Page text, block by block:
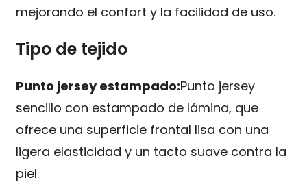
mejorando el confort y la facilidad de uso.
Tipo de tejido
Punto jersey estampado:Punto jersey
sencillo con estampado de lámina, que
ofrece una superficie frontal lisa con una
ligera elasticidad y un tacto suave contra la
piel.